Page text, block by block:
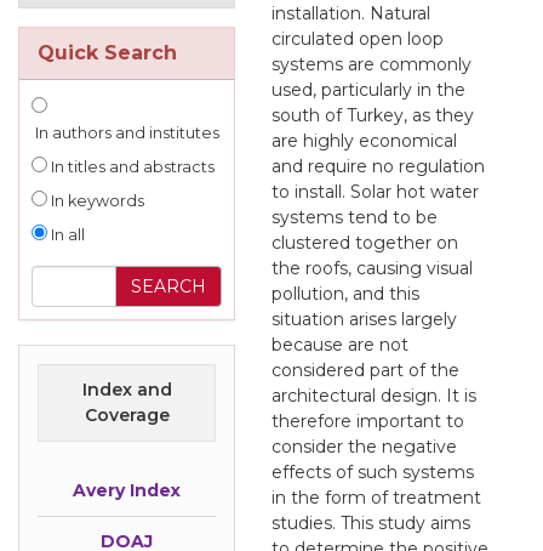
Quick Search
In authors and institutes
In titles and abstracts
In keywords
In all
Index and
Coverage
Avery Index
DOAJ
installation. Natural
circulated open loop
systems are commonly
used, particularly in the
south of Turkey, as they
are highly economical
and require no regulation
to install. Solar hot water
systems tend to be
clustered together on
the roofs, causing visual
pollution, and this
situation arises largely
because are not
considered part of the
architectural design. It is
therefore important to
consider the negative
effects of such systems
in the form of treatment
studies. This study aims